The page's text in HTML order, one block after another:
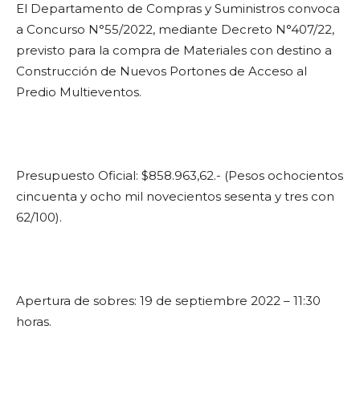
El Departamento de Compras y Suministros convoca
a Concurso N°55/2022, mediante Decreto N°407/22,
previsto para la compra de Materiales con destino a
Construcción de Nuevos Portones de Acceso al
Predio Multieventos.
Presupuesto Oficial: $858.963,62.- (Pesos ochocientos
cincuenta y ocho mil novecientos sesenta y tres con
62/100).
Apertura de sobres: 19 de septiembre 2022 – 11:30
horas.